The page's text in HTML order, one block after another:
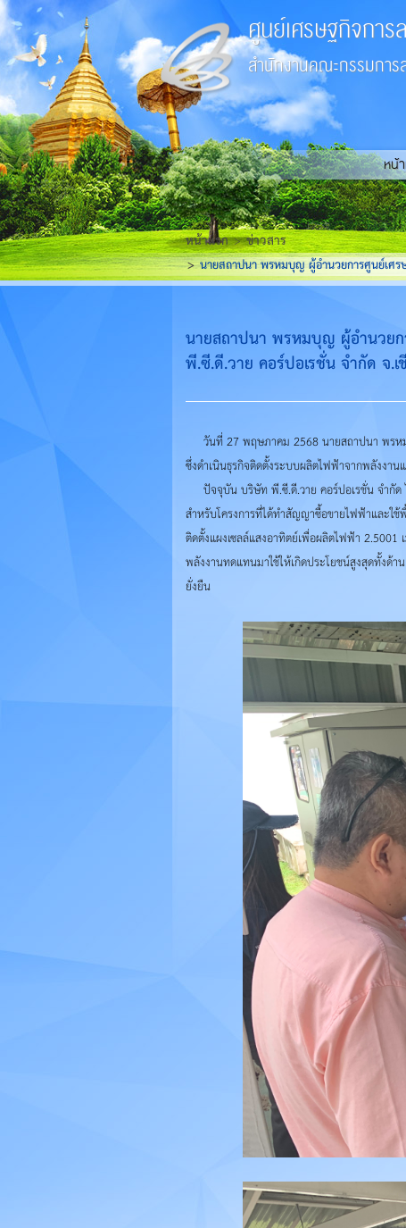
ศูนย์เศรษฐกิจกา
สำนักงานคณะกรรมการ
หน้
หน้าแรก ข่าวสาร
นายสถาปนา พรหมบุญ ผู้อำนวยการศูนย์เศร
นายสถาปนา พรหมบุญ ผู้อำนวยก
พี.ซี.ดี.วาย คอร์ปอเรชั่น จำกัด จ.เ
วันที่ 27 พฤษภาคม 2568 นายสถาปนา พรหม
ซึ่งดำเนินธุรกิจติดตั้งระบบผลิตไฟฟ้าจากพลังงาน
ปัจจุบัน บริษัท พี.ซี.ดี.วาย คอร์ปอเรชั่น จำกัด
สำหรับโครงการที่ได้ทำสัญญาซื้อขายไฟฟ้าและใช้
ติดตั้งแผงเซลล์แสงอาทิตย์เพื่อผลิตไฟฟ้า
พลังงานทดแทนมาใช้ให้เกิดประโยชน์สูงสุดทั้งด้
ยั่งยืน